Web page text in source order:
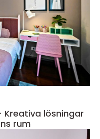
lösningar
rum